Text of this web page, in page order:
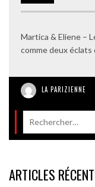
Martica & Eliene –
comme deux éclats
LA PARIZIENNE
ARTICLES